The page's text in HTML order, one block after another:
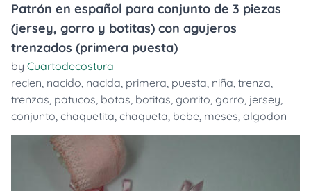
Patrón en español para conjunto de 3 piezas
(jersey, gorro y botitas) con agujeros
trenzados (primera puesta)
by Cuartodecostura
recien, nacido, nacida, primera, puesta, niña, trenza,
trenzas, patucos, botas, botitas, gorrito, gorro, jersey,
conjunto, chaquetita, chaqueta, bebe, meses, algodon